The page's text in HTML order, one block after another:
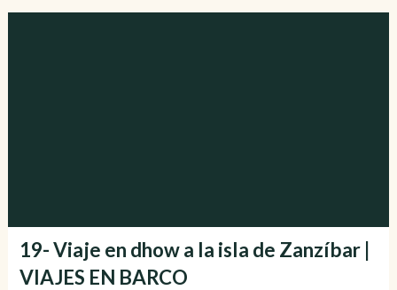
19- Viaje en dhow a la isla de Zanzíbar |
VIAJES EN BARCO